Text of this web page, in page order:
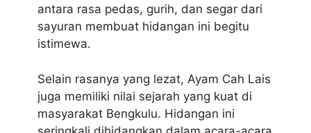
antara rasa pedas, gurih, dan segar dari
sayuran membuat hidangan ini begitu
istimewa.
Selain rasanya yang lezat, Ayam Cah Lais
juga memiliki nilai sejarah yang kuat di
masyarakat Bengkulu. Hidangan ini